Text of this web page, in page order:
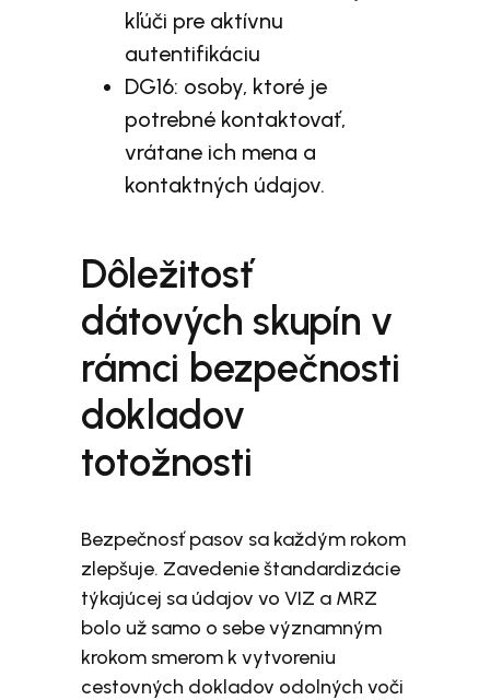
kľúči pre aktívnu
autentifikáciu
DG16: osoby, ktoré je
potrebné kontaktovať,
vrátane ich mena a
kontaktných údajov.
Dôležitosť
dátových skupín v
rámci bezpečnosti
dokladov
totožnosti
Bezpečnosť pasov sa každým rokom
zlepšuje. Zavedenie štandardizácie
týkajúcej sa údajov vo VIZ a MRZ
bolo už samo o sebe významným
krokom smerom k vytvoreniu
cestovných dokladov odolných voči